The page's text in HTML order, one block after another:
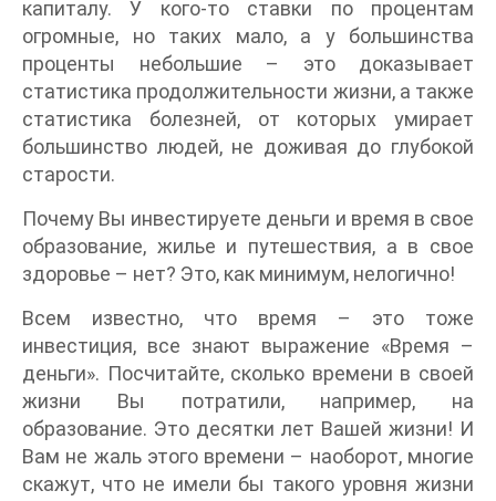
капиталу. У кого-то ставки по процентам
огромные, но таких мало, а у большинства
проценты небольшие – это доказывает
статистика продолжительности жизни, а также
статистика болезней, от которых умирает
большинство людей, не доживая до глубокой
старости.
Почему Вы инвестируете деньги и время в свое
образование, жилье и путешествия, а в свое
здоровье – нет? Это, как минимум, нелогично!
Всем известно, что время – это тоже
инвестиция, все знают выражение «Время –
деньги». Посчитайте, сколько времени в своей
жизни Вы потратили, например, на
образование. Это десятки лет Вашей жизни! И
Вам не жаль этого времени – наоборот, многие
скажут, что не имели бы такого уровня жизни